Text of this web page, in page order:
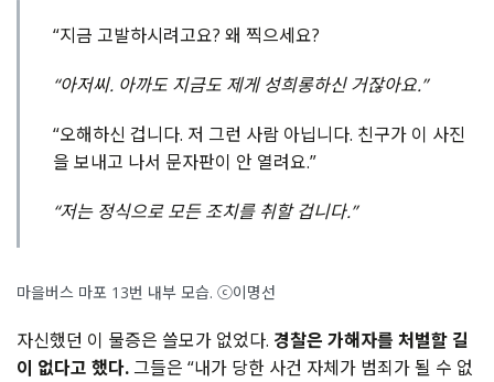
“지금 고발하시려고요? 왜 찍으세요?
“아저씨. 아까도 지금도 제게 성희롱하신 거잖아요.”
“오해하신 겁니다. 저 그런 사람 아닙니다. 친구가 이 사진
을 보내고 나서 문자판이 안 열려요.”
“저는 정식으로 모든 조치를 취할 겁니다.”
마을버스 마포 13번 내부 모습. ⓒ이명선
자신했던 이 물증은 쓸모가 없었다. 경찰은 가해자를 처벌할 길
이 없다고 했다. 그들은 “내가 당한 사건 자체가 범죄가 될 수 없